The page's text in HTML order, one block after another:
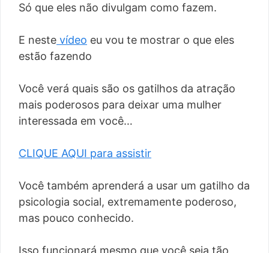
Só que eles não divulgam como fazem.
E neste vídeo eu vou te mostrar o que eles
estão fazendo
Você verá quais são os gatilhos da atração
mais poderosos para deixar uma mulher
interessada em você…
CLIQUE AQUI para assistir
Você também aprenderá a usar um gatilho da
psicologia social, extremamente poderoso,
mas pouco conhecido.
Isso funcionará mesmo que você seja tão